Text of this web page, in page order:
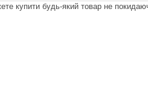
купити будь-який товар не